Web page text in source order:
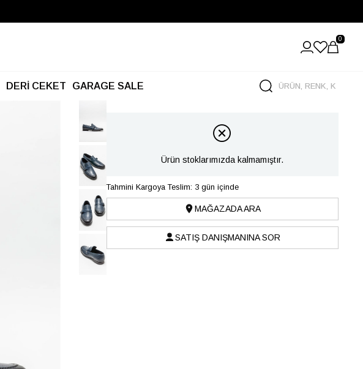
0
DERİ CEKET GARAGE SALE
Ürün stoklarımızda kalmamıştır.
Tahmini Kargoya Teslim: 3 gün içinde
MAĞAZADA ARA
SATIŞ DANIŞMANINA SOR